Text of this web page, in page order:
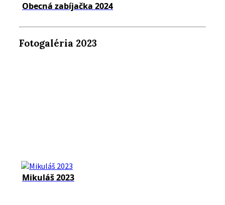
Obecná zabíjačka 2024
Fotogaléria 2023
Mikuláš 2023